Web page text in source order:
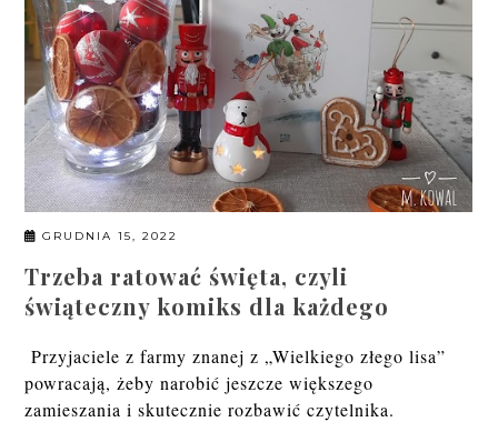
GRUDNIA 15, 2022
Trzeba ratować święta, czyli
świąteczny komiks dla każdego
Przyjaciele z farmy znanej z „Wielkiego złego lisa”
powracają, żeby narobić jeszcze większego
zamieszania i skutecznie rozbawić czytelnika.